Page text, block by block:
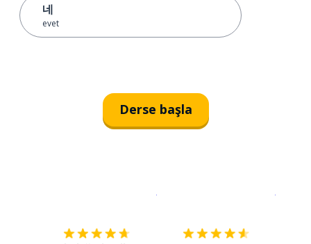
네
evet
Derse başla